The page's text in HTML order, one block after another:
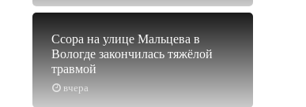
вчера
Ссора на улице Мальцева в
Вологде закончилась тяжёлой
травмой